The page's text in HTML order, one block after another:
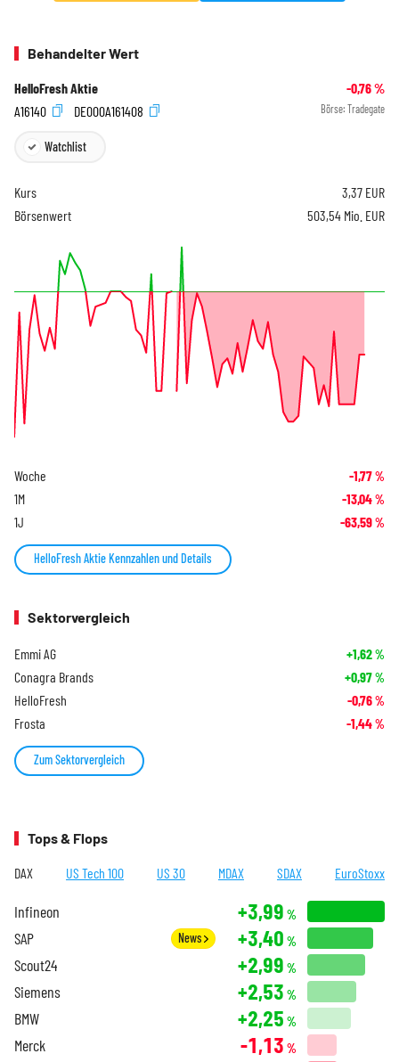
Behandelter Wert
HelloFresh Aktie -0,76%
A16140
DE000A161408 Börse: Tradegate
Watchlist
Kurs 3,37 EUR
Börsenwert
503,54 Mio. EUR
Woche -1,77%
1M -13,04%
1J -63,59%
HelloFresh Aktie Kennzahlen und Details
Sektorvergleich
Emmi AG +1,62%
Conagra Brands +0,97%
HelloFresh -0,76%
Frosta -1,44%
Zum Sektorvergleich
Tops & Flops
DAX US Tech 100 US 30 MDAX SDAX EuroStoxx
Infineon +3,99 %
SAP News +3,40 %
Scout24 +2,99 %
Siemens +2,53 %
BMW +2,25 %
Merck -1,13 %